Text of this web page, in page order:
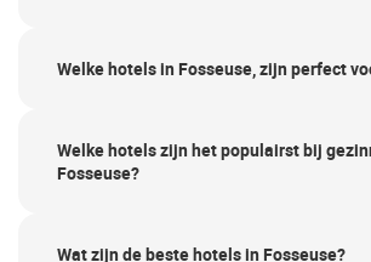
Welke hotels in Fosseuse, zijn perfect
Welke hotels zijn het populairst bij
Fosseuse?
Wat zijn de beste hotels in Fosseuse?